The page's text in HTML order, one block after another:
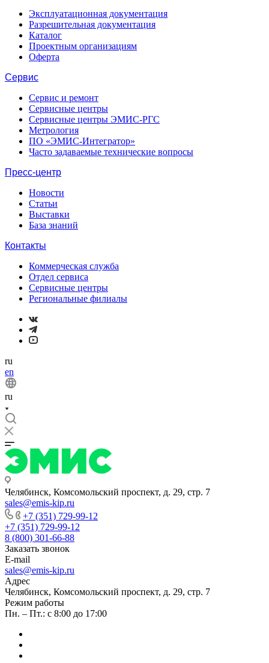
Эксплуатационная документация
Разрешительная документация
Каталог
Проектным организациям
Оферта
Сервис
Сервис и ремонт
Сервисные центры
Сервисные центры ЭМИС-РГС
Метрология
ПО «ЭМИС-Интегратор»
Часто задаваемые технические вопросы
Пресс-центр
Новости
Статьи
Выставки
База знаний
Контакты
Коммерческая служба
Отдел сервиса
Сервисные центры
Региональные филиалы
ru
en
ru
Челябинск, Комсомольский проспект, д. 29, стр. 7
sales@emis-kip.ru
+7 (351) 729-99-12
+7 (351) 729-99-12
8 (800) 301-66-88
Заказать звонок
E-mail
sales@emis-kip.ru
Адрес
Челябинск, Комсомольский проспект, д. 29, стр. 7
Режим работы
Пн. – Пт.: с 8:00 до 17:00